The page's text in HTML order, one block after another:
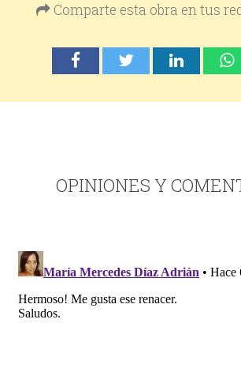
Comparte esta obra en tus
OPINIONES Y